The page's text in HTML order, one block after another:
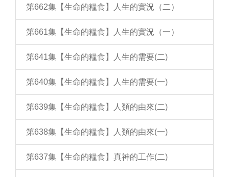
第662集【生命的糧食】人生的實況（二）
第661集【生命的糧食】人生的實況（一）
第641集【生命的糧食】人生的需要(二)
第640集【生命的糧食】人生的需要(一)
第639集【生命的糧食】人類的由來(二)
第638集【生命的糧食】人類的由來(一)
第637集【生命的糧食】真神的工作(二)